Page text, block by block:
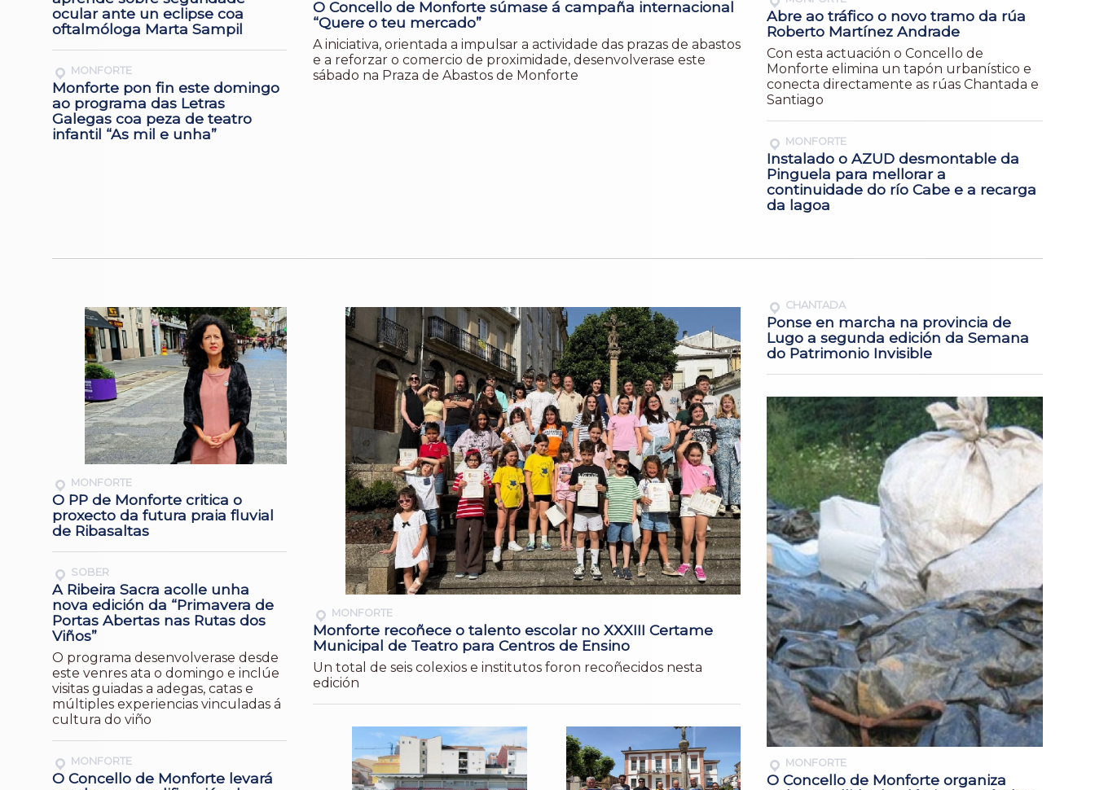
ocular ante un eclipse coa
oftalmóloga Marta Sampil
MONFORTE
Monforte pon fin este domingo
ao programa das Letras
Galegas coa peza de teatro
infantil “As mil e unha”
O Concello de Monforte súmase á campaña internacional
“Quere o teu mercado”
A iniciativa, orientada a impulsar a actividade das prazas de abastos
e a reforzar o comercio de proximidade, desenvolverase este
sábado na Praza de Abastos de Monforte
Abre ao tráfico o novo tramo da rúa
Roberto Martínez Andrade
Con esta actuación o Concello de
Monforte elimina un tapón urbanístico e
conecta directamente as rúas Chantada e
Santiago
MONFORTE
Instalado o AZUD desmontable da
Pinguela para mellorar a
continuidade do río Cabe e a recarga
da lagoa
MONFORTE
O PP de Monforte critica o
proxecto da futura praia fluvial
de Ribasaltas
SOBER
A Ribeira Sacra acolle unha
nova edición da “Primavera de
Portas Abertas nas Rutas dos
Viños”
O programa desenvolverase desde
este venres ata o domingo e inclúe
visitas guiadas a adegas, catas e
múltiples experiencias vinculadas á
cultura do viño
MONFORTE
O Concello de Monforte levará
MONFORTE
Monforte recoñece o talento escolar no XXXIII Certame
Municipal de Teatro para Centros de Ensino
Un total de seis colexios e institutos foron recoñecidos nesta
edición
CHANTADA
Ponse en marcha na provincia de
Lugo a segunda edición da Semana
do Patrimonio Invisible
MONFORTE
O Concello de Monforte organiza